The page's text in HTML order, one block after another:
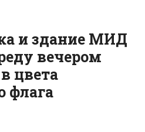
и здание МИД
вечером
цвета
флага